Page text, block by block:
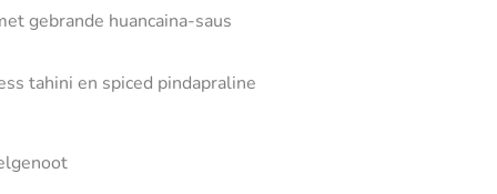
gebrande huancaina-saus
tahini en spiced pindapraline